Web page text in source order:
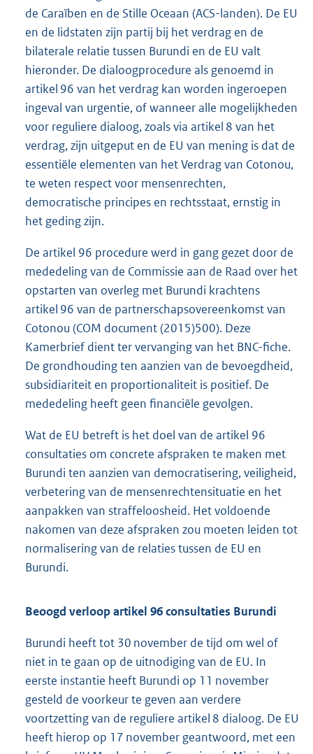
de Caraïben en de Stille Oceaan (ACS-landen). De EU
en de lidstaten zijn partij bij het verdrag en de
bilaterale relatie tussen Burundi en de EU valt
hieronder. De dialoogprocedure als genoemd in
artikel 96 van het verdrag kan worden ingeroepen
ingeval van urgentie, of wanneer alle mogelijkheden
voor reguliere dialoog, zoals via artikel 8 van het
verdrag, zijn uitgeput en de EU van mening is dat de
essentiële elementen van het Verdrag van Cotonou,
te weten respect voor mensenrechten,
democratische principes en rechtsstaat, ernstig in
het geding zijn.
De artikel 96 procedure werd in gang gezet door de
mededeling van de Commissie aan de Raad over het
opstarten van overleg met Burundi krachtens
artikel 96 van de partnerschapsovereenkomst van
Cotonou (COM document (2015)500). Deze
Kamerbrief dient ter vervanging van het BNC-fiche.
De grondhouding ten aanzien van de bevoegdheid,
subsidiariteit en proportionaliteit is positief. De
mededeling heeft geen financiële gevolgen.
Wat de EU betreft is het doel van de artikel 96
consultaties om concrete afspraken te maken met
Burundi ten aanzien van democratisering, veiligheid,
verbetering van de mensenrechtensituatie en het
aanpakken van straffeloosheid. Het voldoende
nakomen van deze afspraken zou moeten leiden tot
normalisering van de relaties tussen de EU en
Burundi.
Beoogd verloop artikel 96 consultaties Burundi
Burundi heeft tot 30 november de tijd om wel of
niet in te gaan op de uitnodiging van de EU. In
eerste instantie heeft Burundi op 11 november
gesteld de voorkeur te geven aan verdere
voortzetting van de reguliere artikel 8 dialoog. De EU
heeft hierop op 17 november geantwoord, met een